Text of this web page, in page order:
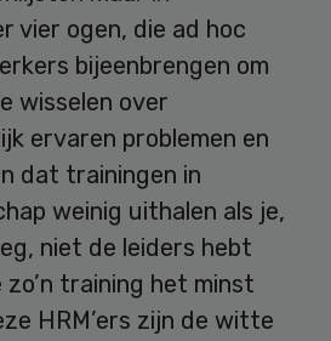
vier ogen, die ad hoc
bijeenbrengen om
wisselen over
ervaren problemen en
dat trainingen in
weinig uithalen als je,
niet de leiders hebt
training het minst
HRM’ers zijn de witte